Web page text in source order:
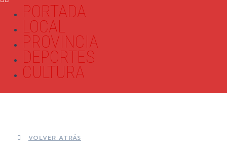
PORTADA
LOCAL
PROVINCIA
DEPORTES
CULTURA
VOLVER ATRÁS